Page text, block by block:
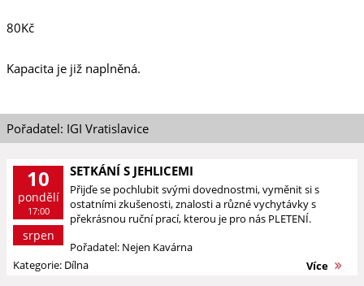
80Kč
Kapacita je již naplněná.
Pořadatel: IGI Vratislavice
10
pondělí
17:00
srpen
SETKÁNÍ S JEHLICEMI
Přijďe se pochlubit svými dovednostmi, vyměnit si s
ostatními zkušenosti, znalosti a různé vychytávky s
překrásnou ruční prací, kterou je pro nás PLETENÍ.
Pořadatel: Nejen Kavárna
Kategorie: Dílna
Více